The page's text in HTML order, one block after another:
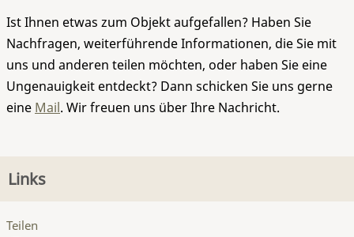
Ist Ihnen etwas zum Objekt aufgefallen? Haben Sie
Nachfragen, weiterführende Informationen, die Sie mit
uns und anderen teilen möchten, oder haben Sie eine
Ungenauigkeit entdeckt? Dann schicken Sie uns gerne
eine Mail. Wir freuen uns über Ihre Nachricht.
Links
Teilen